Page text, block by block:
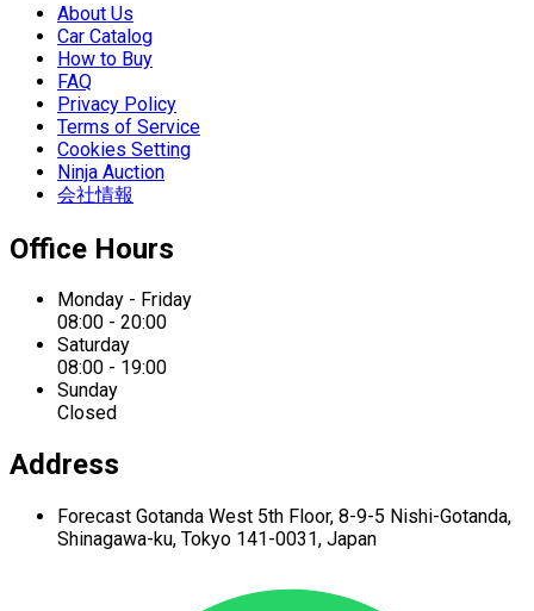
About Us
Car Catalog
How to Buy
FAQ
Privacy Policy
Terms of Service
Cookies Setting
Ninja Auction
会社情報
Office Hours
Monday - Friday
08:00 - 20:00
Saturday
08:00 - 19:00
Sunday
Closed
Address
Forecast Gotanda West 5th Floor, 8-9-5 Nishi-Gotanda,
Shinagawa-ku, Tokyo 141-0031, Japan